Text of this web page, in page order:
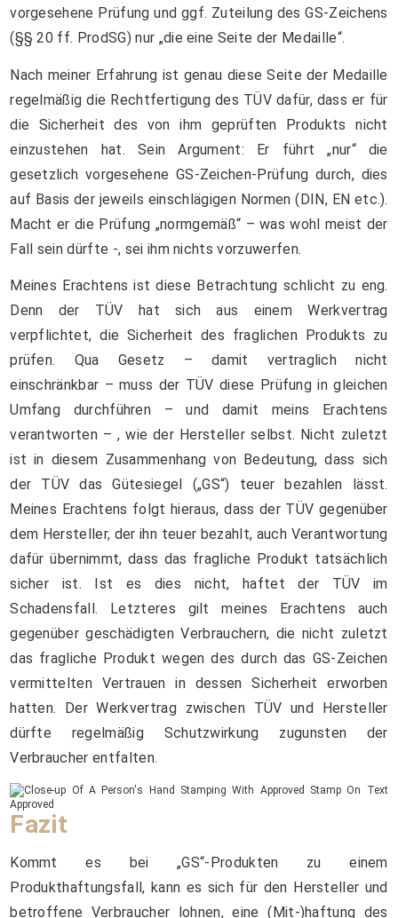
vorgesehene Prüfung und ggf. Zuteilung des GS-Zeichens
(§§ 20 ff. ProdSG) nur „die eine Seite der Medaille“.
Nach meiner Erfahrung ist genau diese Seite der Medaille
regelmäßig die Rechtfertigung des TÜV dafür, dass er für
die Sicherheit des von ihm geprüften Produkts nicht
einzustehen hat. Sein Argument: Er führt „nur“ die
gesetzlich vorgesehene GS-Zeichen-Prüfung durch, dies
auf Basis der jeweils einschlägigen Normen (DIN, EN etc.).
Macht er die Prüfung „normgemäß“ – was wohl meist der
Fall sein dürfte -, sei ihm nichts vorzuwerfen.
Meines Erachtens ist diese Betrachtung schlicht zu eng.
Denn der TÜV hat sich aus einem Werkvertrag
verpflichtet, die Sicherheit des fraglichen Produkts zu
prüfen. Qua Gesetz – damit vertraglich nicht
einschränkbar – muss der TÜV diese Prüfung in gleichen
Umfang durchführen – und damit meins Erachtens
verantworten – , wie der Hersteller selbst. Nicht zuletzt
ist in diesem Zusammenhang von Bedeutung, dass sich
der TÜV das Gütesiegel („GS“) teuer bezahlen lässt.
Meines Erachtens folgt hieraus, dass der TÜV gegenüber
dem Hersteller, der ihn teuer bezahlt, auch Verantwortung
dafür übernimmt, dass das fragliche Produkt tatsächlich
sicher ist. Ist es dies nicht, haftet der TÜV im
Schadensfall. Letzteres gilt meines Erachtens auch
gegenüber geschädigten Verbrauchern, die nicht zuletzt
das fragliche Produkt wegen des durch das GS-Zeichen
vermittelten Vertrauen in dessen Sicherheit erworben
hatten. Der Werkvertrag zwischen TÜV und Hersteller
dürfte regelmäßig Schutzwirkung zugunsten der
Verbraucher entfalten.
Fazit
Kommt es bei „GS“-Produkten zu einem
Produkthaftungsfall, kann es sich für den Hersteller und
betroffene Verbraucher lohnen, eine (Mit-)haftung des